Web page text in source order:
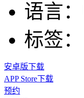
语言：
标签：
安卓版下载
APP Store下载
预约